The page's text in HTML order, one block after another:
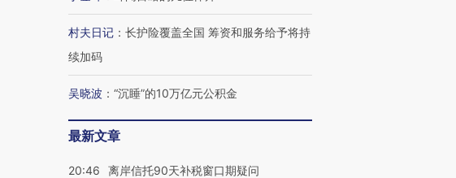
村夫日记 ： 长护险覆盖全国 筹资和服务给予将持
续加码
吴晓波 ： “沉睡”的10万亿元公积金
最新文章
20:46 离岸信托90天补税窗口期疑问